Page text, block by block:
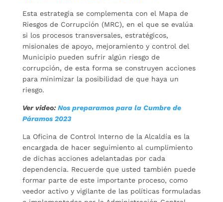
Esta estrategia se complementa con el Mapa de
Riesgos de Corrupción (MRC), en el que se evalúa
si los procesos transversales, estratégicos,
misionales de apoyo, mejoramiento y control del
Municipio pueden sufrir algún riesgo de
corrupción, de esta forma se construyen acciones
para minimizar la posibilidad de que haya un
riesgo.
Ver video:Nos preparamos para la Cumbre de
Páramos 2023
La Oficina de Control Interno de la Alcaldía es la
encargada de hacer seguimiento al cumplimiento
de dichas acciones adelantadas por cada
dependencia. Recuerde que usted también puede
formar parte de este importante proceso, como
veedor activo y vigilante de las políticas formuladas